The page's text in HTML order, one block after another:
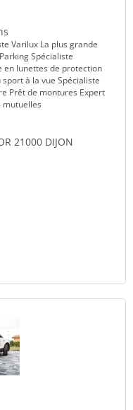
Varilux La plus grande
Spécialiste
en lunettes de protection
à la vue Spécialiste
Prêt de montures Expert
mutuelles
21000 DIJON